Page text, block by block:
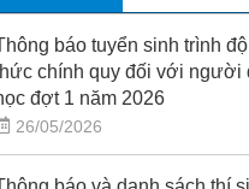
báo tuyển sinh trình
chính quy đối với người
đợt 1 năm 2026
26/05/2026